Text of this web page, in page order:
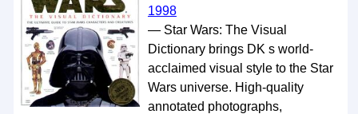
1998
— Star Wars: The Visual
Dictionary brings DK s world-
acclaimed visual style to the Star
Wars universe. High-quality
annotated photographs,